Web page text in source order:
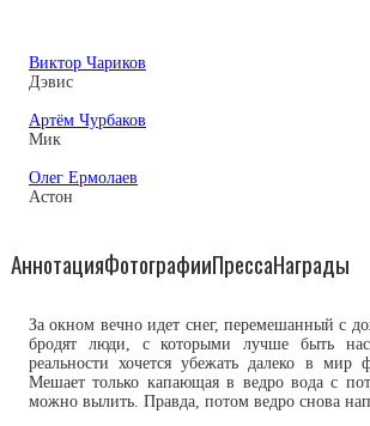
Виктор Чариков
Дэвис
Артём Чурбаков
Мик
Олег Ермолаев
Астон
АннотацияФотографииПрессаНаграды
За окном вечно идет снег, перемешанный с
бродят люди, с которыми лучше быть
реальности хочется убежать далеко в мир
Мешает только капающая в ведро вода с
можно вылить. Правда, потом ведро снова